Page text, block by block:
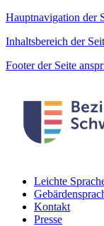
Hauptnavigation der
Inhaltsbereich der
Footer der Seite
Leichte
Kontakt
Presse